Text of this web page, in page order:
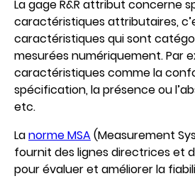
La gage R&R attribut concerne
caractéristiques attributaires,
caractéristiques qui sont
mesurées numériquement. Par
caractéristiques comme la
spécification, la présence ou
etc.
Lanorme MSA(Measurement
fournit des lignes directrices et
pour évaluer et améliorer la